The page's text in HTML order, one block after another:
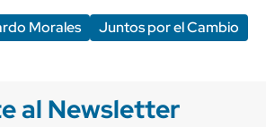
Morales
Juntos por el Cambio
al Newsletter